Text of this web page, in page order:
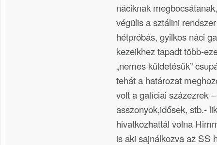
náciknak
végülis a sztálini
hétpróbás, gyilkos náci
kezeikhez tapadt több-
„nemes küldetésük”
tehát a határozat
volt a galíciai százezrek
asszonyok,idősek, stb.-
hivatkozhattál volna
is aki sajnálkozva az SS